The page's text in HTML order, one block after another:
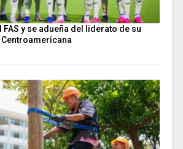
FAS y se adueña del liderato de su
Centroamericana